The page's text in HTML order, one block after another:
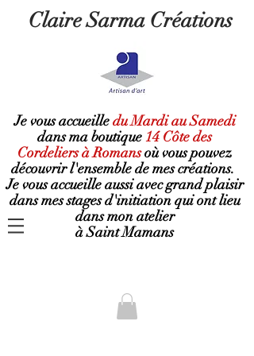
Claire Sarma Créations
Je vous accueilledu Mardi au Samedi
dans ma boutique14 Côte des
Cordeliers à Romansoùvous pouvez
découvrir l'ensemble de mes créations.
Je vous accueille aussi avec grand plaisir
dans mes stages d'initiation qui ont lieu
dans mon atelier
à Saint Mamans